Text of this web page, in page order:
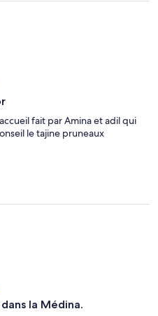
fait par Amina et adil qui
le tajine pruneaux
la Médina.